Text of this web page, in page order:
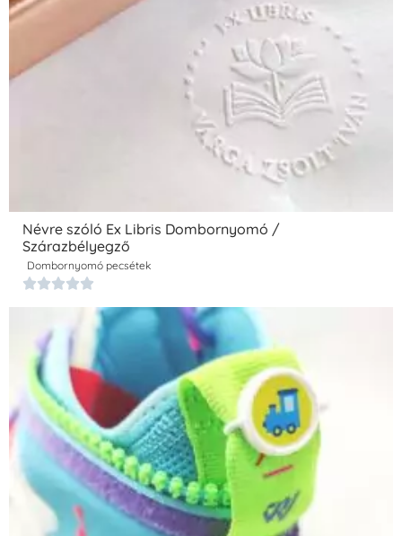
Névre szóló Ex Libris Dombornyomó /
Szárazbélyegző
Dombornyomó pecsétek
